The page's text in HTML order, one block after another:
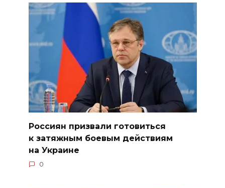
Россиян призвали готовиться
к затяжным боевым действиям
на Украине
0